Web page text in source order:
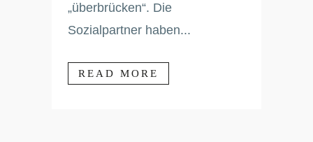
„überbrücken“. Die
Sozialpartner haben...
READ MORE